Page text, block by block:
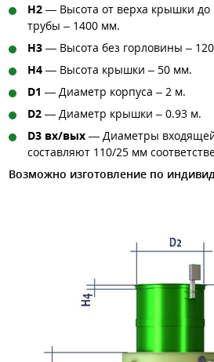
H2 — Высота от верха крышки
трубы – 1400 мм.
H3 — Высота без горловины –
H4 — Высота крышки – 50 мм.
D1 — Диаметр корпуса – 2 м.
D2 — Диаметр крышки – 0.93 м.
D3 вх/вых — Диаметры
составляют 110/25 мм
Возможно изготовление по